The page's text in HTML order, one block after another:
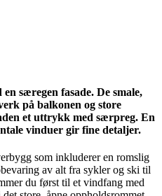
særegen fasade. De smale,
på balkonen og store
et uttrykk med særpreg. En
vinduer gir fine detaljer.
som inkluderer en romslig
av alt fra sykler og ski til
du først til et vindfang med